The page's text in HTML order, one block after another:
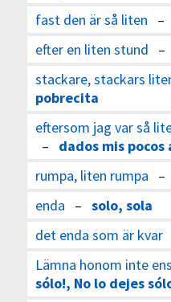
fast den är så liten –
efter en liten stund –
stackare, stackars
pobrecita
eftersom jag var så
– dados mis pocos
rumpa, liten rumpa –
enda – solo, sola
det enda som är kvar
Lämna honom inte
sólo!, No lo dejes